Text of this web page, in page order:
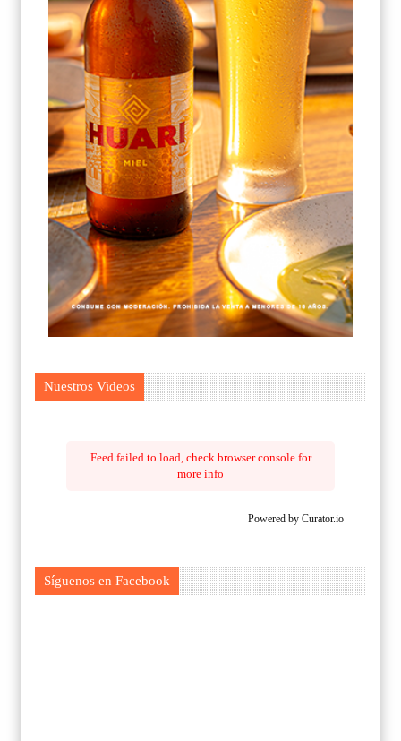
Nuestros Videos
Feed failed to load, check browser console for
more info
Powered by Curator.io
Síguenos en Facebook